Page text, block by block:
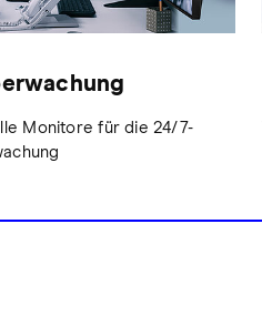
Monitore für die 24/7-